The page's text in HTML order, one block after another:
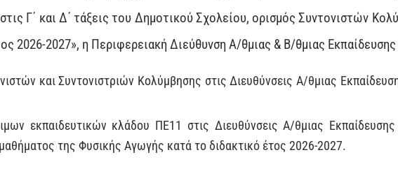
Γ΄ και Δ΄ τάξεις του Δημοτικού Σχολείου, ορισμός Συντονιστών
2026-2027», η Περιφερειακή Διεύθυνση Α/θμιας & Β/θμιας
και Συντονιστριών Κολύμβησης στις Διευθύνσεις Α/θμιας
εκπαιδευτικών κλάδου ΠΕ11 στις Διευθύνσεις Α/θμιας
της Φυσικής Αγωγής κατά το διδακτικό έτος 2026-2027.